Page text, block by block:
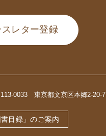
レター登録
0033 東京都文京区本郷2-20-7
書目録」のご案内